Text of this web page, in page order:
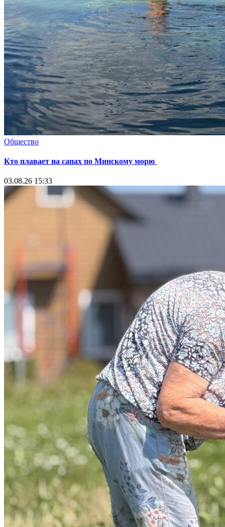
Общество
Кто плавает на сапах по Минскому морю
03.08.26 15:33